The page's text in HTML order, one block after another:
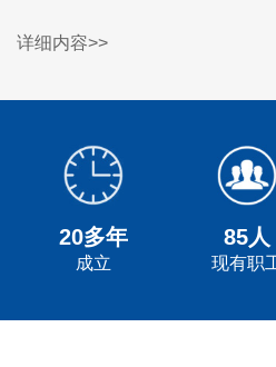
详细内容>>
20多年
成立
85人
现有职